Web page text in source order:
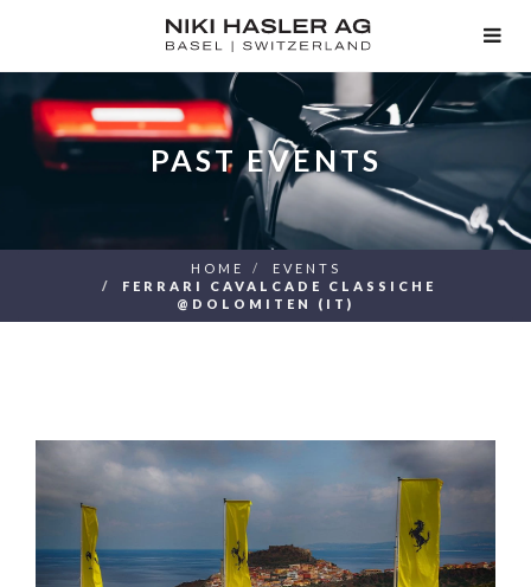
PAST EVENTS
HOME
EVENTS
FERRARI CAVALCADE CLASSICHE
@DOLOMITEN (IT)